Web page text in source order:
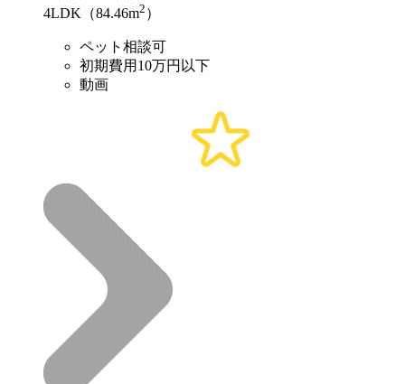
4LDK（84.46m2 ）
ペット相談可
初期費用10万円以下
動画